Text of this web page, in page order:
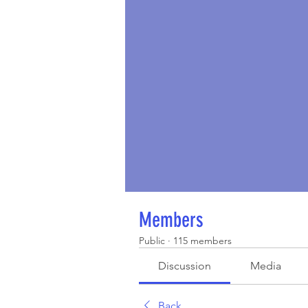
Members
Public · 115 members
Discussion Media